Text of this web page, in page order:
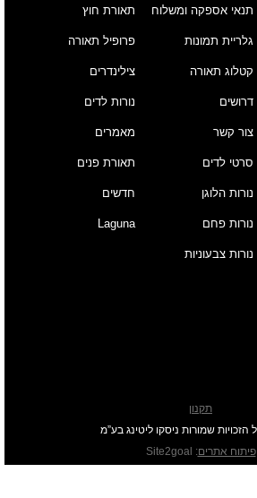
תנאי אספקה ומשלוח
גלריית תמונות
קטלוג תאורה
דרושים
צור קשר
תאורת חוץ
פרופיל תאורה
צילינדרים
נורות לדים
מאמרים
סרטי לדים
נורות הלוגן
נורות פחם
נורות צבעוניות
תאורת פנים
חדשים
Laguna
תקנון
פיתוח אתרים:
Site2goal